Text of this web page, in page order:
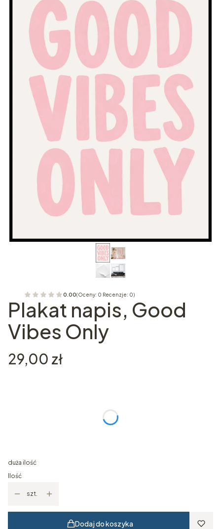
0.00(Oceny: 0 Recenzje: 0)
Plakat napis, Good
Vibes Only
Cena
29,00 zł
duża ilość
Ilość
szt.
Dodaj do koszyka